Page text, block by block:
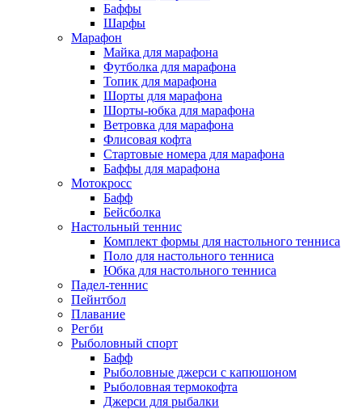
Баффы
Шарфы
Марафон
Майка для марафона
Футболка для марафона
Топик для марафона
Шорты для марафона
Шорты-юбка для марафона
Ветровка для марафона
Флисовая кофта
Стартовые номера для марафона
Баффы для марафона
Мотокросс
Бафф
Бейсболка
Настольный теннис
Комплект формы для настольного тенниса
Поло для настольного тенниса
Юбка для настольного тенниса
Падел-теннис
Пейнтбол
Плавание
Регби
Рыболовный спорт
Бафф
Рыболовные джерси с капюшоном
Рыболовная термокофта
Джерси для рыбалки